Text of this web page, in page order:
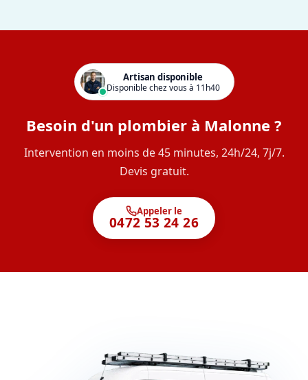
Artisan disponible
Disponible chez vous à 11h40
Besoin d'un plombier à Malonne ?
Intervention en moins de 45 minutes, 24h/24, 7j/7.
Devis gratuit.
Appeler le
0472 53 24 26